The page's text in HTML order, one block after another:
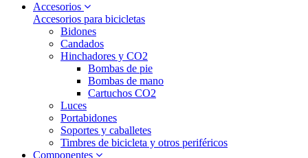
Accesorios
Accesorios para bicicletas
Bidones
Candados
Hinchadores y CO2
Bombas de pie
Bombas de mano
Cartuchos CO2
Luces
Portabidones
Soportes y caballetes
Timbres de bicicleta y otros periféricos
Componentes